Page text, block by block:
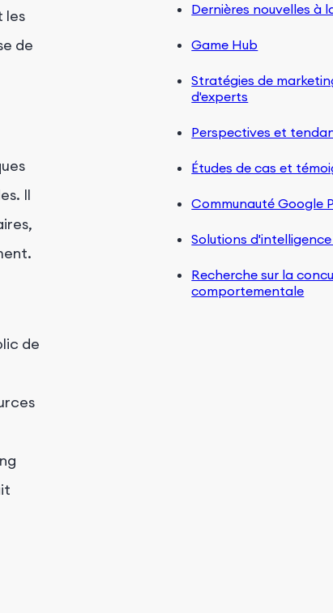
les
de
Il
de
Dernières nouvelles à
Game Hub
Stratégies de
d'experts
Perspectives et
Études de cas et
Communauté Google
Solutions d'intelligence
Recherche sur la
comportementale